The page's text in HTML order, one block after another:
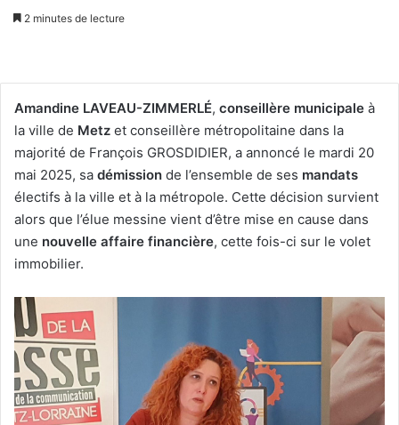
2 minutes de lecture
Amandine LAVEAU-ZIMMERLÉ, conseillère municipale à
la ville de Metz et conseillère métropolitaine dans la
majorité de François GROSDIDIER, a annoncé le mardi 20
mai 2025, sa démission de l’ensemble de ses mandats
électifs à la ville et à la métropole. Cette décision survient
alors que l’élue messine vient d’être mise en cause dans
une nouvelle affaire financière, cette fois-ci sur le volet
immobilier.